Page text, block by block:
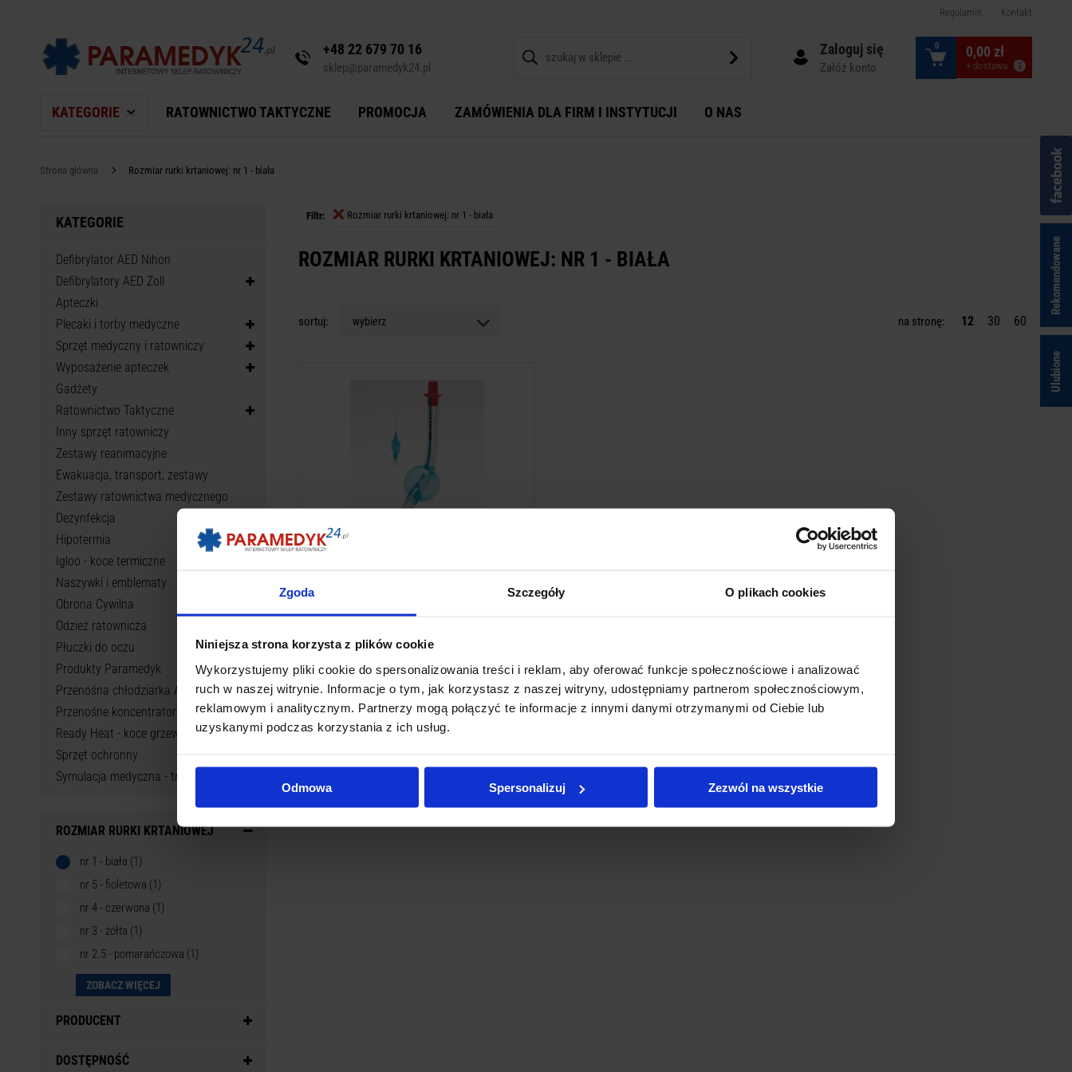
Zgoda Szczegóły O plikach cookies
Niniejsza strona korzysta z plików cookie
Wykorzystujemy pliki cookie do spersonalizowania treści i reklam, aby oferować funkcje społecznościowe i analizować
ruch w naszej witrynie. Informacje o tym, jak korzystasz z naszej witryny, udostępniamy partnerom społecznościowym,
reklamowym i analitycznym. Partnerzy mogą połączyć te informacje z innymi danymi otrzymanymi od Ciebie lub
uzyskanymi podczas korzystania z ich usług.
Odmowa Spersonalizuj Zezwól na wszystkie
Regulamin Kontakt
+48 22 679 70 16
sklep@paramedyk24.pl
Zaloguj się
Załóż konto
0 0,00 zł
+ dostawa
KATEGORIE RATOWNICTWO TAKTYCZNE PROMOCJA ZAMÓWIENIA DLA FIRM I INSTYTUCJI O NAS
Strona główna Rozmiar rurki krtaniowej: nr 1 - biała
KATEGORIE
Defibrylator AED Nihon
Defibrylatory AED Zoll
Apteczki
Plecaki i torby medyczne
Sprzęt medyczny i ratowniczy
Wyposażenie apteczek
Gadżety
Ratownictwo Taktyczne
Inny sprzęt ratowniczy
Zestawy reanimacyjne
Ewakuacja, transport, zestawy
Zestawy ratownictwa medycznego
Dezynfekcja
Hipotermia
Igloo - koce termiczne
Naszywki i emblematy
Obrona Cywilna
Odzież ratownicza
Płuczki do oczu
Produkty Paramedyk
Przenośna chłodziarka APRU
Przenośne koncentratory tlenu
Ready Heat - koce grzewcze
Sprzęt ochronny
Symulacja medyczna - trenażery
ROZMIAR RURKI KRTANIOWEJ
nr 1 - biała (1)
nr 5 - fioletowa (1)
nr 4 - czerwona (1)
nr 3 - żółta (1)
nr 2.5 - pomarańczowa (1)
ZOBACZ WIĘCEJ
PRODUCENT
DOSTĘPNOŚĆ
Filtr: Rozmiar rurki krtaniowej: nr 1 - biała
ROZMIAR RURKI KRTANIOWEJ: NR 1 - BIAŁA
sortuj: wybierz na stronę: 12 30 60
instrukcją używania lub etykietą.
118,80 zł
WYBIERZ
Rekomendowane
Ulubione